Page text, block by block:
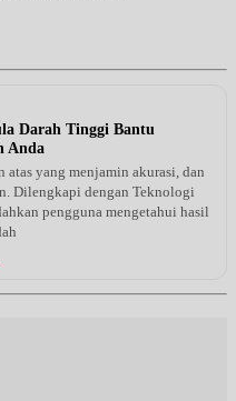
Darah Tinggi Bantu
Anda
atas yang menjamin akurasi, dan
Dilengkapi dengan Teknologi
pengguna mengetahui hasil